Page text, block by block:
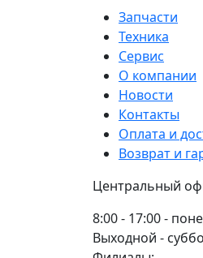
накидной
10х13мм
512130
Дело
техники
Запчасти
Техника
Сервис
О компании
Новости
Контакты
Оплата и
Возврат и
Центральный
8:00 - 17:00 -
Выходной -